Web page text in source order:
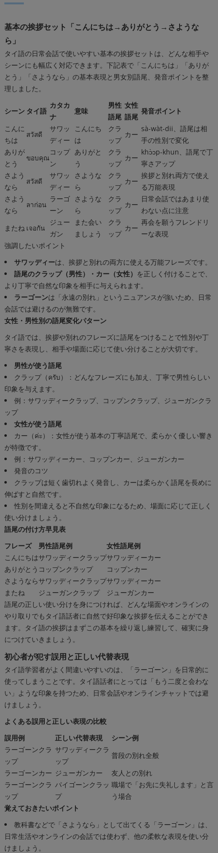
基本の挨拶セット「こんにちは→ありがとう→さような
ら」
タイ語の日常会話で使いやすい基本の挨拶セットは、どんな相手や
シーンにも幅広く対応できます。下記表で「こんにちは」「ありが
とう」「さようなら」の基本表現と男女別語尾、発音ポイントを整
理しました。
シーン タイ語
カタカ
ナ
意味
男性
語尾
女性
語尾
発音ポイント
こんに
ちは
สวัสดี
サワッ
ディー
こんにち
は
クラ
ップ
カー
sà-wàt-dii、語尾は相
手の性別で変化
ありが
とう
ขอบคุณ
コップ
ン
ありがと
う
クラ
ップ
カー
khɔ̀ɔp-khun、語尾で丁
寧さアップ
さよう
なら
สวัสดี
サワッ
ディー
さような
ら
クラ
ップ
カー
挨拶と別れ両方で使え
る万能表現
さよう
なら
ลาก่อน
ラーゴ
ーン
さような
ら
クラ
ップ
カー
日常会話ではあまり使
わない点に注意
またね เจอกัน
ジュー
ガン
また会い
ましょう
クラ
ップ
カー
再会を願うフレンドリ
ーな表現
強調したいポイント
サワッディーは、挨拶と別れの両方に使える万能フレーズです。
語尾のクラップ（男性）・カー（女性） を正しく付けることで、
より丁寧で自然な印象を相手に与えられます。
ラーゴーンは「永遠の別れ」というニュアンスが強いため、日常
会話では避けるのが無難です。
女性・男性別の語尾変化パターン
タイ語では、挨拶や別れのフレーズに語尾をつけることで性別や丁
寧さを表現し、相手や場面に応じて使い分けることが大切です。
男性が使う語尾
クラップ（ครับ）：どんなフレーズにも加え、丁寧で男性らしい
印象を与えます。
例：サワッディークラップ、コップンクラップ、ジューガンクラ
ップ
女性が使う語尾
カー（ค่ะ）：女性が使う基本の丁寧語尾で、柔らかく優しい響き
が特徴です。
例：サワッディーカー、コップンカー、ジューガンカー
発音のコツ
クラップは短く歯切れよく発音し、カーは柔らかく語尾を長めに
伸ばすと自然です。
性別を間違えると不自然な印象になるため、場面に応じて正しく
使い分けましょう。
語尾の付け方早見表
フレーズ
男性語尾例
女性語尾例
こんにちはサワッディークラップサワッディーカー
ありがとう コップンクラップ
コップンカー
さようならサワッディークラップサワッディーカー
またね
ジューガンクラップ
ジューガンカー
語尾の正しい使い分けを身につければ、どんな場面やオンラインの
やり取りでもタイ語話者に自然で好印象な挨拶を伝えることができ
ます。タイ語の挨拶はまずこの基本を繰り返し練習して、確実に身
につけていきましょう。
初心者が犯す誤用と正しい代替表現
タイ語学習者がよく間違いやすいのは、「ラーゴーン」を日常的に
使ってしまうことです。タイ語話者にとっては「もう二度と会わな
い」ような印象を持つため、日常会話やオンラインチャットでは避
けましょう。
よくある誤用と正しい表現の比較
誤用例
正しい代替表現
シーン例
ラーゴーンクラ
ップ
サワッディークラ
ップ
普段の別れ全般
ラーゴーンカー ジューガンカー
友人との別れ
ラーゴーンクラ
ップ
パイゴーンクラッ
プ
職場で「お先に失礼します」と言
う場合
覚えておきたいポイント
教科書などで「さようなら」として出てくる「ラーゴーン」は、
日常生活やオンラインの会話では使わず、他の柔軟な表現を使い分
けましょう。